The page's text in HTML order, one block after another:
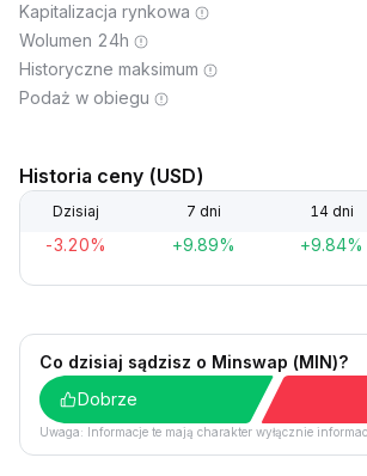
Kapitalizacja rynkowa
Wolumen 24h
Historyczne maksimum
Podaż w obiegu
Historia ceny (USD)
Dzisiaj 7 dni 14 dni
-3.20% +9.89% +9.84%
Co dzisiaj sądzisz o Minswap (MIN)?
Dobrze
Uwaga: Informacje te mają charakter wyłącznie